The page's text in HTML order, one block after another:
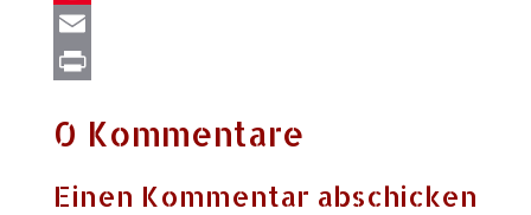
Pinterest
Email
0 Kommentare
Einen Kommentar abschicken